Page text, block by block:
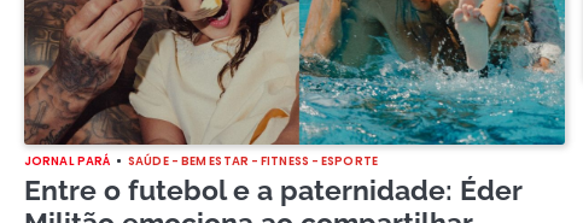
JORNAL PARÁ SAÚDE - BEM ESTAR - FITNESS - ESPORTE
Entre o futebol e a paternidade: Éder